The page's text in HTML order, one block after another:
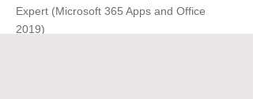
Expert (Microsoft 365 Apps and Office
2019)